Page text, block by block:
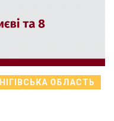
ОБЛАСТЬ